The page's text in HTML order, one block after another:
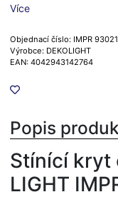
Více
Objednací číslo: IMPR
Výrobce: DEKOLIGHT
EAN: 4042943142764
Popis
Stínící kryt
LIGHT